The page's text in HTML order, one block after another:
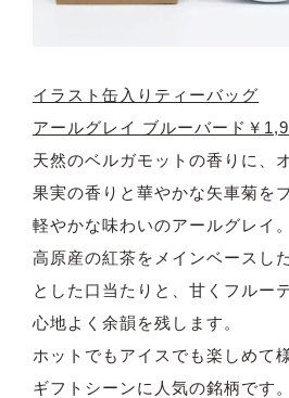
イラスト缶入りティーバッグ
アールグレイ ブルーバード￥
天然のベルガモットの香りに、
果実の香りと華やかな矢車菊を
軽やかな味わいのアールグレイ。
高原産の紅茶をメインベースし
とした口当たりと、甘くフルー
心地よく余韻を残します。
ホットでもアイスでも楽しめて
ギフトシーンに人気の銘柄です。